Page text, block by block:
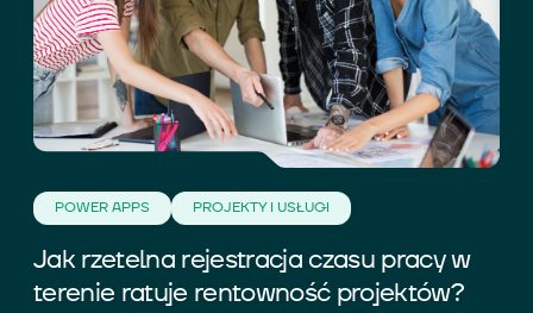
POWER APPS PROJEKTY I USŁUGI
Jak rzetelna rejestracja czasu pracy w
terenie ratuje rentowność projektów?